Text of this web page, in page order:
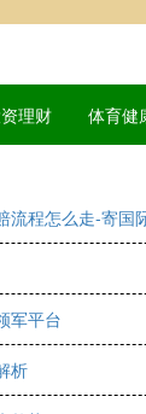
理财 体育健
程怎么走-寄国
军平台
析